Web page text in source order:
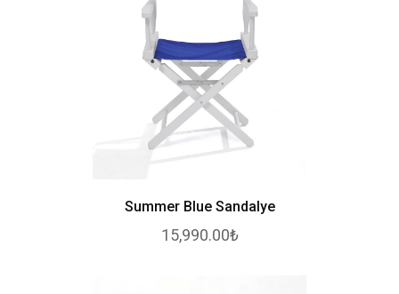
Summer Blue Sandalye
15,990.00₺